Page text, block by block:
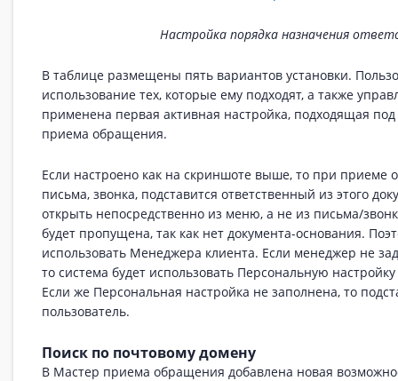
Настройка порядка назначения
В таблице размещены пять вариантов установки.
использование тех, которые ему подходят, а также
применена первая активная настройка, подходящая
приема обращения.
Если настроено как на скриншоте выше, то при приеме
письма, звонка, подставится ответственный из этого
открыть непосредственно из меню, а не из письма/
будет пропущена, так как нет документа-основания.
использовать Менеджера клиента. Если менеджер не
то система будет использовать Персональную
Если же Персональная настройка не заполнена, то
пользователь.
Поиск по почтовому домену
В Мастер приема обращения добавлена новая